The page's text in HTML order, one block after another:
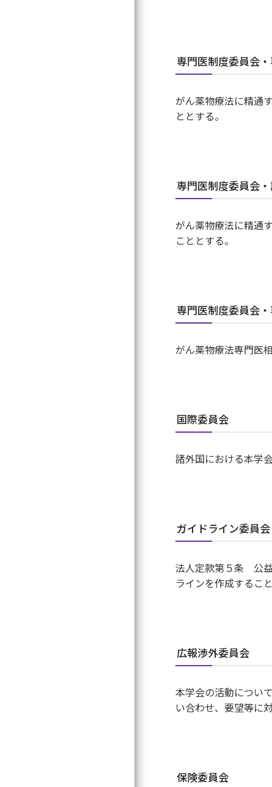
専門医制度委員会
がん薬物療法に精通
ととする。
専門医制度委員会
がん薬物療法に精通
こととする。
専門医制度委員会
がん薬物療法専門医
国際委員会
諸外国における本学
ガイドライン委員会
法人定款第５条 公益
ラインを作成するこ
広報渉外委員会
本学会の活動につい
い合わせ、要望等に
保険委員会